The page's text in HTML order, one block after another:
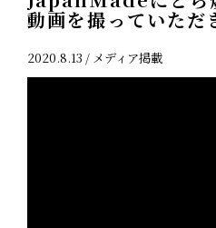
動画を撮っていただ
2020.8.13 / メディア掲載